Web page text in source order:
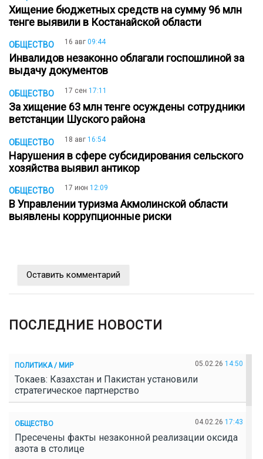
Хищение бюджетных средств на сумму 96 млн
тенге выявили в Костанайской области
ОБЩЕСТВО 16 авг 09:44
Инвалидов незаконно облагали госпошлиной за
выдачу документов
ОБЩЕСТВО 17 сен 17:11
За хищение 63 млн тенге осуждены сотрудники
ветстанции Шуского района
ОБЩЕСТВО 18 авг 16:54
Нарушения в сфере субсидирования сельского
хозяйства выявил антикор
ОБЩЕСТВО 17 июн 12:09
В Управлении туризма Акмолинской области
выявлены коррупционные риски
Оставить комментарий
ПОСЛЕДНИЕ НОВОСТИ
ПОЛИТИКА / МИР 05.02.26 14:50
Токаев: Казахстан и Пакистан установили
стратегическое партнерство
ОБЩЕСТВО 04.02.26 17:43
Пресечены факты незаконной реализации оксида
азота в столице